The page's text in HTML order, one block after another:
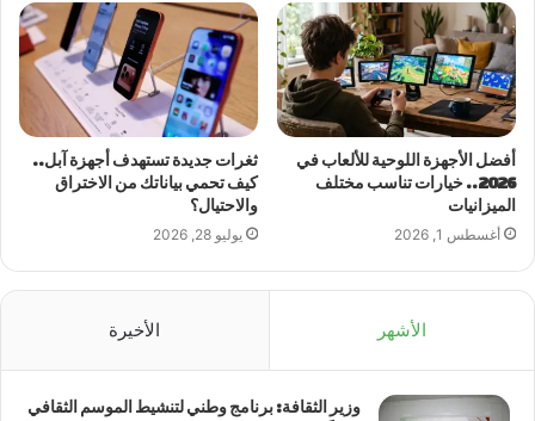
أفضل الأجهزة اللوحية للألعاب في
2026.. خيارات تناسب مختلف
الميزانيات
أغسطس 1, 2026
ثغرات جديدة تستهدف أجهزة آبل..
كيف تحمي بياناتك من الاختراق
والاحتيال؟
يوليو 28, 2026
الأشهر الأخيرة
وزير الثقافة: برنامج وطني لتنشيط الموسم الثقافي